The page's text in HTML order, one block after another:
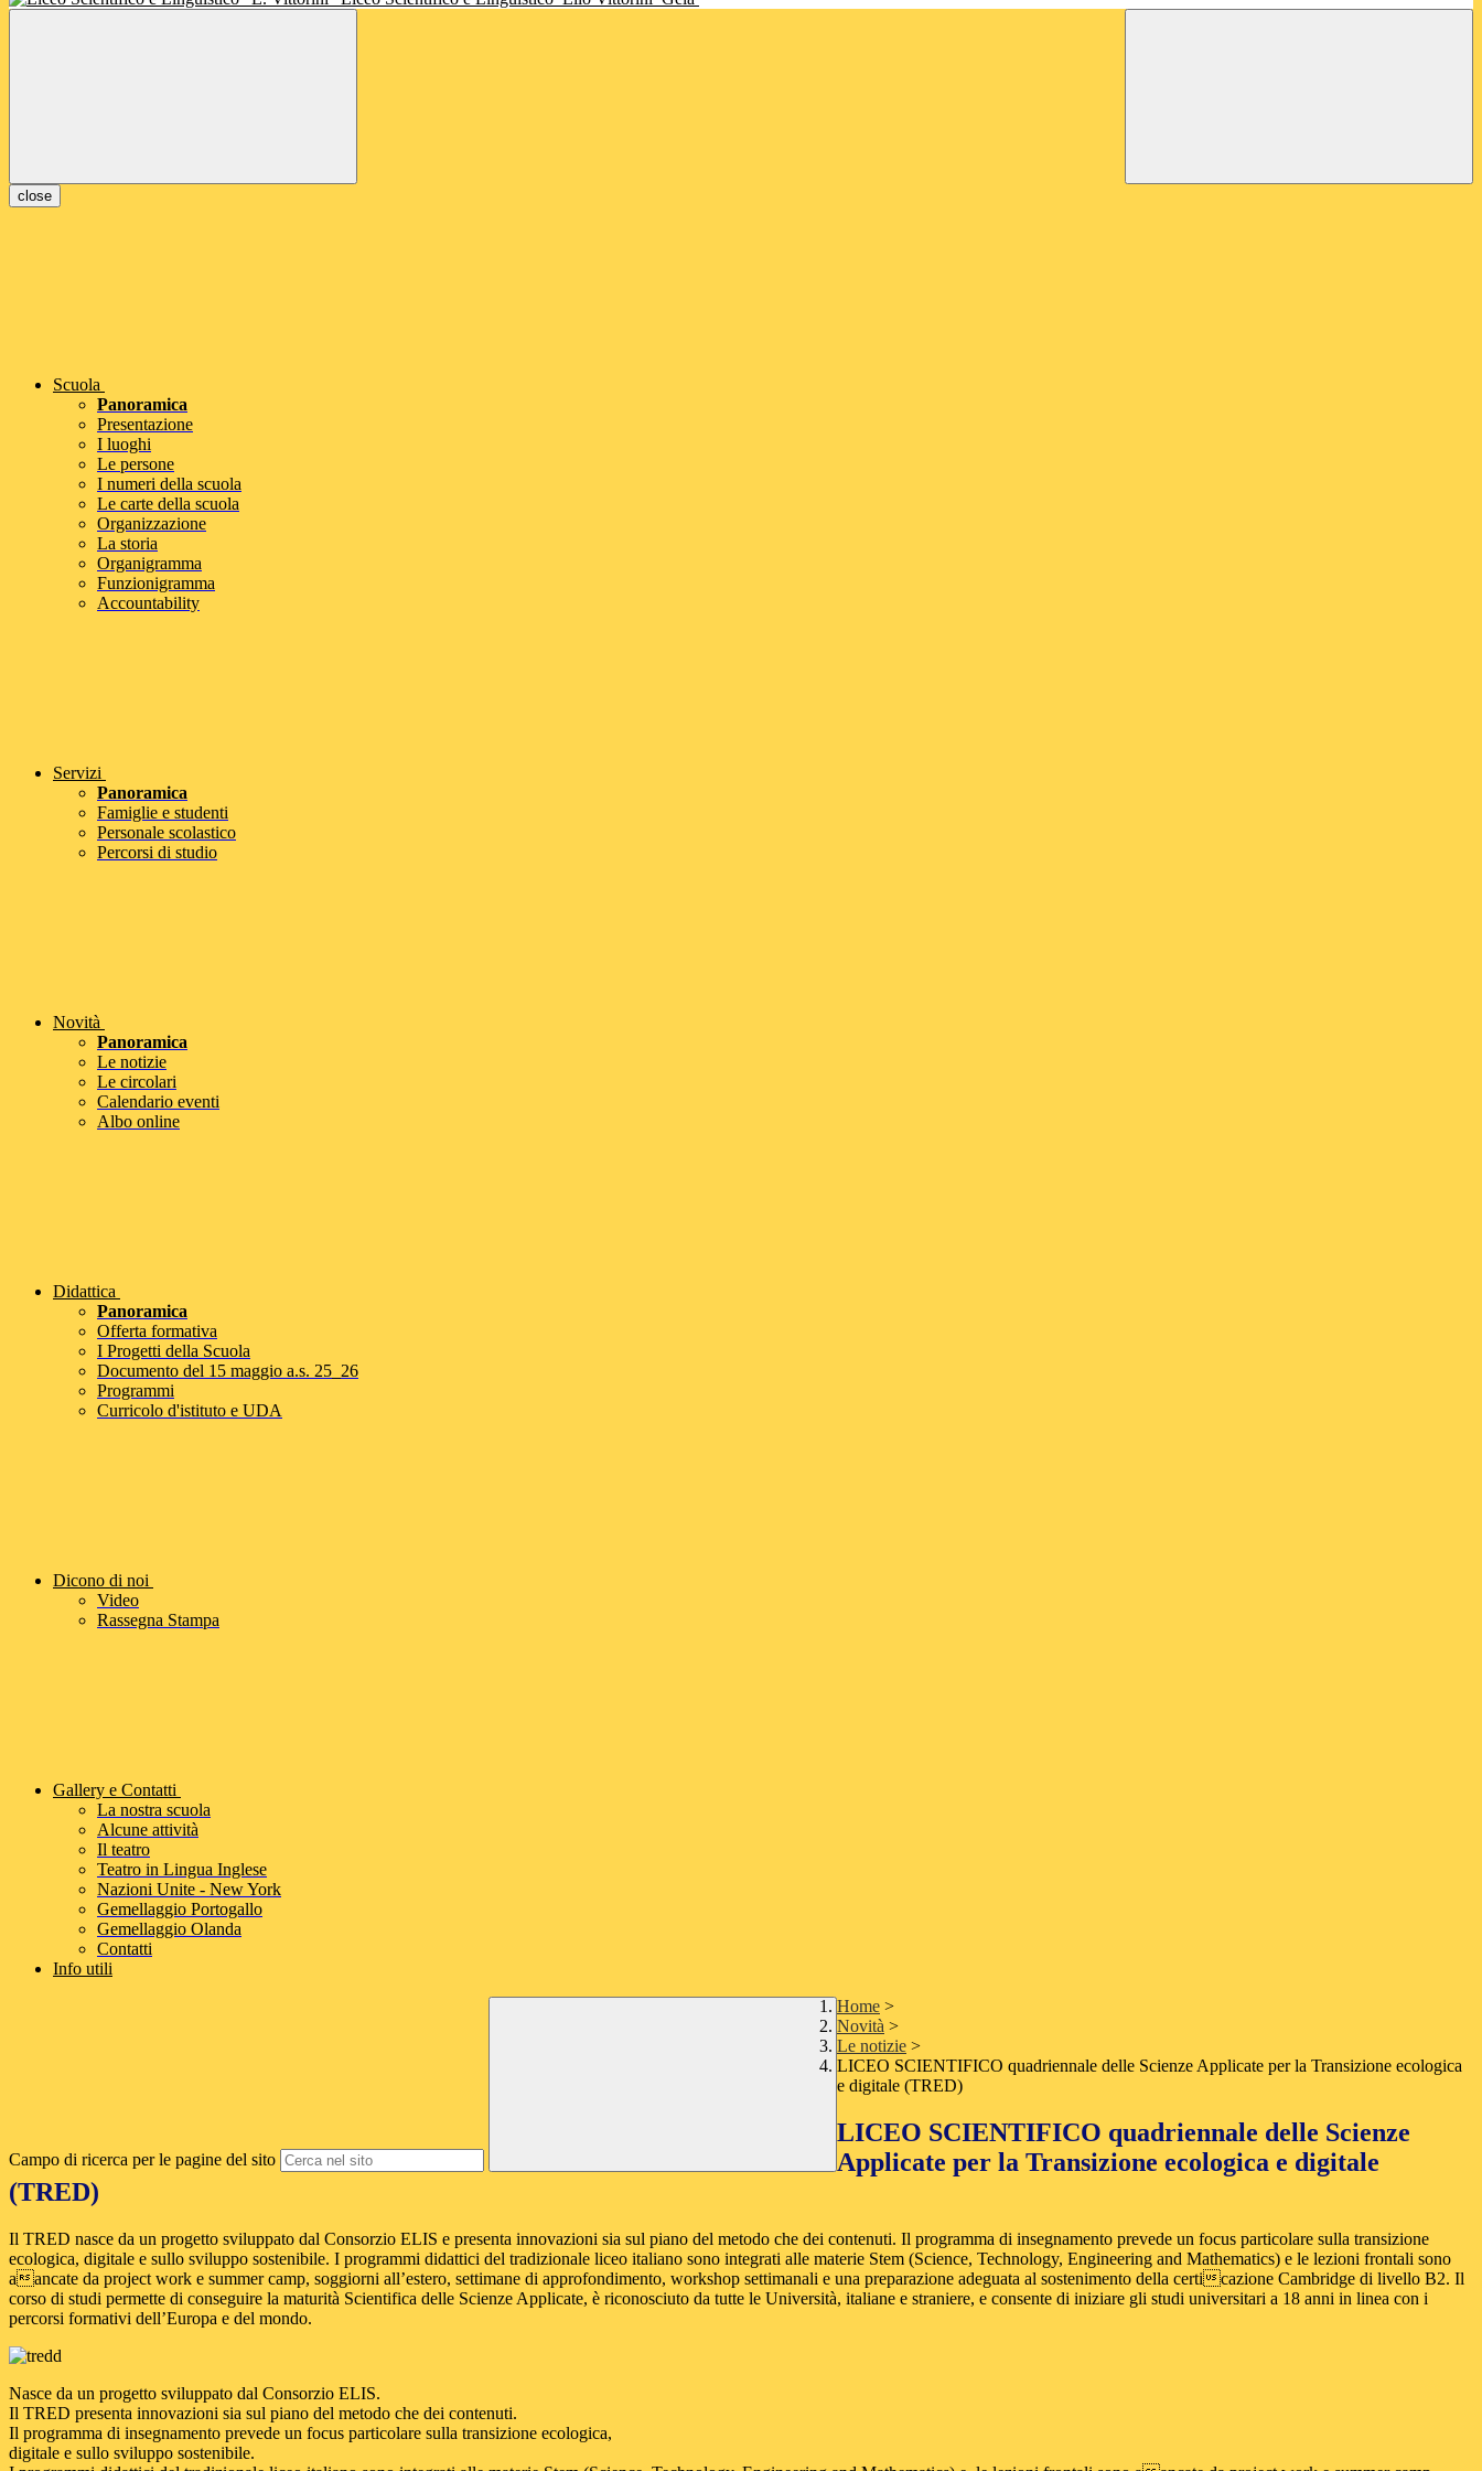
close
Scuola
Panoramica
Presentazione
I luoghi
Le persone
I numeri della scuola
Le carte della scuola
Organizzazione
La storia
Organigramma
Funzionigramma
Accountability
Servizi
Panoramica
Famiglie e studenti
Personale scolastico
Percorsi di studio
Novità
Panoramica
Le notizie
Le circolari
Calendario eventi
Albo online
Didattica
Panoramica
Offerta formativa
I Progetti della Scuola
Documento del 15 maggio a.s. 25_26
Programmi
Curricolo d'istituto e UDA
Dicono di noi
Video
Rassegna Stampa
Gallery e Contatti
La nostra scuola
Alcune attività
Il teatro
Teatro in Lingua Inglese
Nazioni Unite - New York
Gemellaggio Portogallo
Gemellaggio Olanda
Contatti
Info utili
Campo di ricerca per le pagine del sito
Home >
Novità >
Le notizie >
LICEO SCIENTIFICO quadriennale delle Scienze Applicate per la Transizione ecologica
e digitale (TRED)
LICEO SCIENTIFICO quadriennale delle Scienze
Applicate per la Transizione ecologica e digitale
(TRED)
Il TRED nasce da un progetto sviluppato dal Consorzio ELIS e presenta innovazioni sia sul piano del metodo che dei contenuti. Il programma di insegnamento prevede un focus particolare sulla transizione
ecologica, digitale e sullo sviluppo sostenibile. I programmi didattici del tradizionale liceo italiano sono integrati alle materie Stem (Science, Technology, Engineering and Mathematics) e le lezioni frontali sono
aancate da project work e summer camp, soggiorni all’estero, settimane di approfondimento, workshop settimanali e una preparazione adeguata al sostenimento della certicazione Cambridge di livello B2. Il
corso di studi permette di conseguire la maturità Scientifica delle Scienze Applicate, è riconosciuto da tutte le Università, italiane e straniere, e consente di iniziare gli studi universitari a 18 anni in linea con i
percorsi formativi dell’Europa e del mondo.
Nasce da un progetto sviluppato dal Consorzio ELIS.
Il TRED presenta innovazioni sia sul piano del metodo che dei contenuti.
Il programma di insegnamento prevede un focus particolare sulla transizione ecologica,
digitale e sullo sviluppo sostenibile.